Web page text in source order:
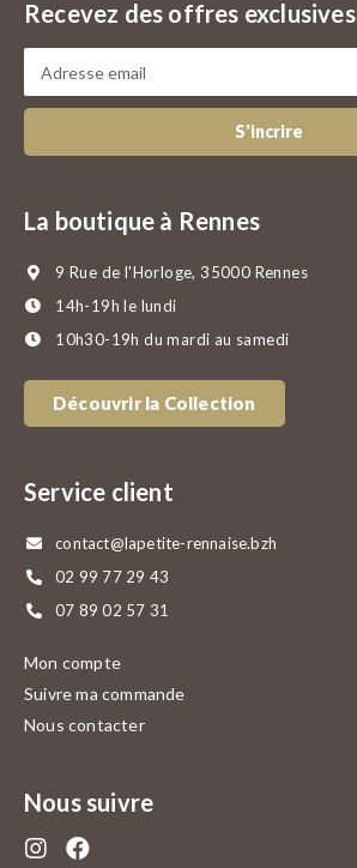
Recevez des offres exclusives
S'incrire
La boutique à Rennes
9 Rue de l'Horloge, 35000 Rennes
14h-19h le lundi
10h30-19h du mardi au samedi
Découvrir la Collection
Service client
contact@lapetite-rennaise.bzh
02 99 77 29 43
07 89 02 57 31
Mon compte
Suivre ma commande
Nous contacter
Nous suivre